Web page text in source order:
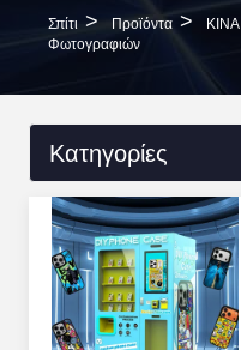
Σπίτι > Προϊόντα >
Φωτογραφιών
Κατηγορίες